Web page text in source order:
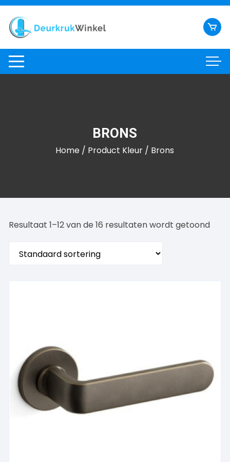
Ga
naar
inhoud
BRONS
Home / Product Kleur / Brons
Resultaat 1–12 van de 16 resultaten wordt getoond